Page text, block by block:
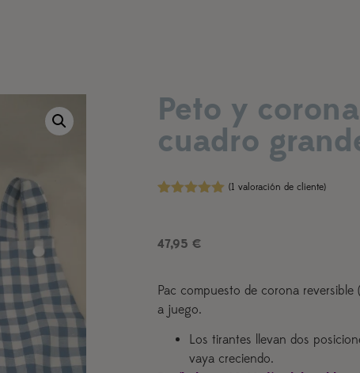
Peto y
cuadro
avaloración
(1 valoración de cliente)
47,95 €
Pac compuesto de corona
a juego.
Los tirantes llevan dos
vaya creciendo.